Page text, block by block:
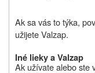
Ak sa vás to týka,
užijete Valzap.
Iné lieky aValzap
Ak užívate alebo ste